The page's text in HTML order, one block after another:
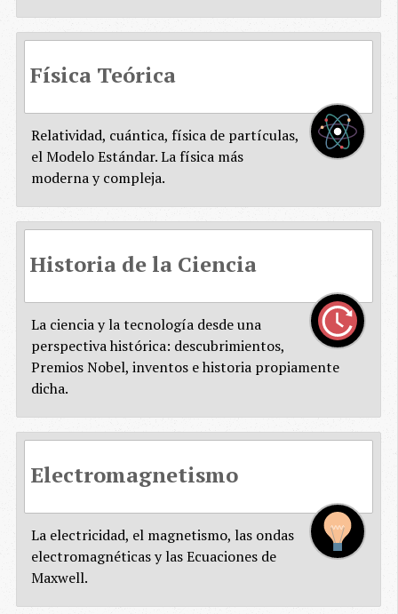
Física Teórica
Relatividad, cuántica, física de partículas,
el Modelo Estándar. La física más
moderna y compleja.
Historia de la Ciencia
La ciencia y la tecnología desde una
perspectiva histórica: descubrimientos,
Premios Nobel, inventos e historia propiamente
dicha.
Electromagnetismo
La electricidad, el magnetismo, las ondas
electromagnéticas y las Ecuaciones de
Maxwell.